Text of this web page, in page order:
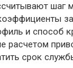
шаг
и способ
расчетом
срок